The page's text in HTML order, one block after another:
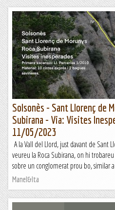
Solsonès - Sant Llorenç de
Subirana - Via: Visites
11/05/2023
A la Vall del Llord, just davant de Sant
veureu la Roca Subirana, on hi
sobre un conglomerat prou bo, similar a
Manel&Ita